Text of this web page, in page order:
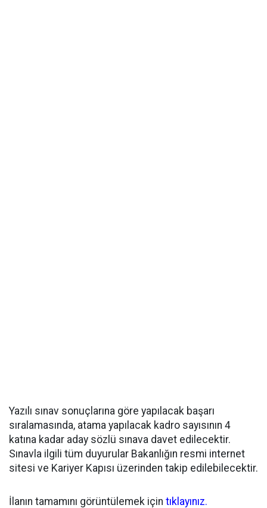
Yazılı sınav sonuçlarına göre yapılacak başarı
sıralamasında, atama yapılacak kadro sayısının 4
katına kadar aday sözlü sınava davet edilecektir.
Sınavla ilgili tüm duyurular Bakanlığın resmi internet
sitesi ve Kariyer Kapısı üzerinden takip edilebilecektir.
İlanın tamamını görüntülemek için tıklayınız.